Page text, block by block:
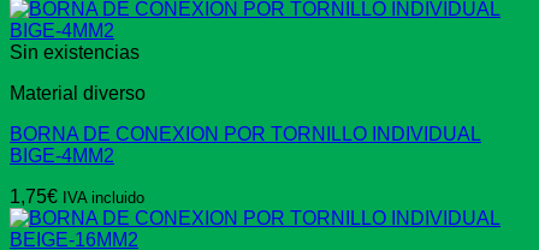
Sin existencias
Material diverso
BORNA DE CONEXION POR TORNILLO INDIVIDUAL
BIGE-4MM2
1,75€ IVA incluido